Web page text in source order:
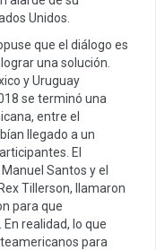
Unidos.
que el diálogo es
una solución.
y Uruguay
se terminó una
entre el
llegado a un
El
Santos y el
Tillerson, llamaron
para que
realidad, lo que
para